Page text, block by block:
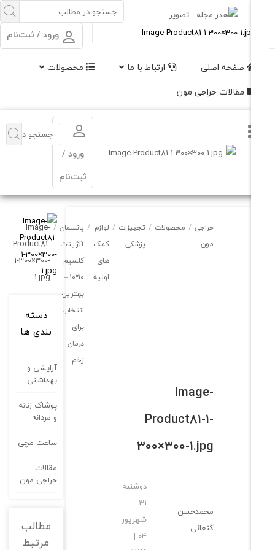
ورود / ثبت‌نام
اصلی ارتباط با ما
محصولات
حراجی مون
ورود /
محصولات / تجهیزات
لوازم
کمک
/ پانسمان
آلژینات
کلسیم
۱۰*۱۰ –
/
Image-
Product81-
1-300×300-
1.jpg
Image-
Product81-1-
300×300-1.jpg
محمدحسن
شهریور
دسته
بندی ها
آرایشی و
پوشاک زنانه
ساعت مچی
حراجی مون